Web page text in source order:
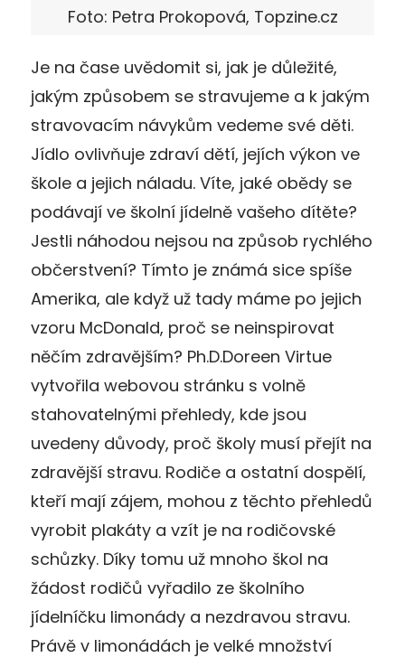
Foto: Petra Prokopová, Topzine.cz
Je na čase uvědomit si, jak je důležité,
jakým způsobem se stravujeme a k jakým
stravovacím návykům vedeme své děti.
Jídlo ovlivňuje zdraví dětí, jejích výkon ve
škole a jejich náladu. Víte, jaké obědy se
podávají ve školní jídelně vašeho dítěte?
Jestli náhodou nejsou na způsob rychlého
občerstvení? Tímto je známá sice spíše
Amerika, ale když už tady máme po jejich
vzoru McDonald, proč se neinspirovat
něčím zdravějším? Ph.D.Doreen Virtue
vytvořila webovou stránku s volně
stahovatelnými přehledy, kde jsou
uvedeny důvody, proč školy musí přejít na
zdravější stravu. Rodiče a ostatní dospělí,
kteří mají zájem, mohou z těchto přehledů
vyrobit plakáty a vzít je na rodičovské
schůzky. Díky tomu už mnoho škol na
žádost rodičů vyřadilo ze školního
jídelníčku limonády a nezdravou stravu.
Právě v limonádách je velké množství